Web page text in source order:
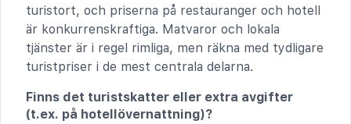
turistort, och priserna på restauranger och hotell
är konkurrenskraftiga. Matvaror och lokala
tjänster är i regel rimliga, men räkna med tydligare
turistpriser i de mest centrala delarna.
Finns det turistskatter eller extra avgifter
(t.ex. på hotellövernattning)?